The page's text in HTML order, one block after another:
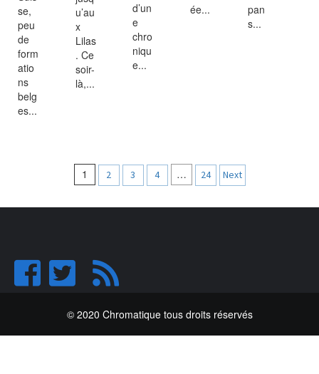
se,
peu
de
form
atio
ns
belg
es...
u’au
x
Lilas
. Ce
soir-
là,...
d’un
e
chro
niqu
e...
ée...
pan
s...
Navigation
des
articles
1 2 3 4 … 24 Next
© 2020 Chromatique tous droits réservés